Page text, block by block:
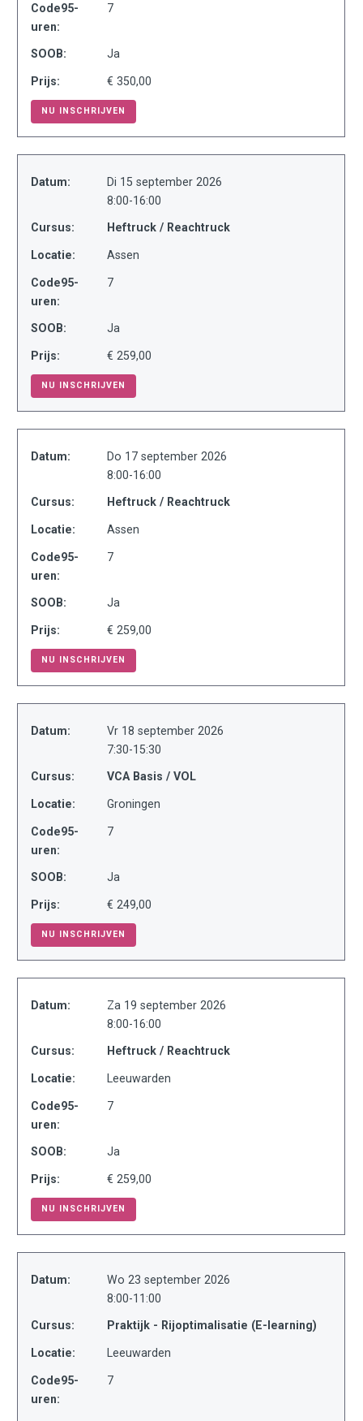
Code95-
uren:
7
SOOB: Ja
Prijs: € 350,00
NU INSCHRIJVEN
Datum:
Di 15 september 2026
8:00-16:00
Cursus: Heftruck / Reachtruck
Locatie: Assen
Code95-
uren:
7
SOOB: Ja
Prijs: € 259,00
NU INSCHRIJVEN
Datum:
Do 17 september 2026
8:00-16:00
Cursus: Heftruck / Reachtruck
Locatie: Assen
Code95-
uren:
7
SOOB: Ja
Prijs: € 259,00
NU INSCHRIJVEN
Datum:
Vr 18 september 2026
7:30-15:30
Cursus: VCA Basis / VOL
Locatie: Groningen
Code95-
uren:
7
SOOB: Ja
Prijs: € 249,00
NU INSCHRIJVEN
Datum:
Za 19 september 2026
8:00-16:00
Cursus: Heftruck / Reachtruck
Locatie: Leeuwarden
Code95-
uren:
7
SOOB: Ja
Prijs: € 259,00
NU INSCHRIJVEN
Datum:
Wo 23 september 2026
8:00-11:00
Cursus: Praktijk - Rijoptimalisatie (E-learning)
Locatie: Leeuwarden
Code95-
uren:
7